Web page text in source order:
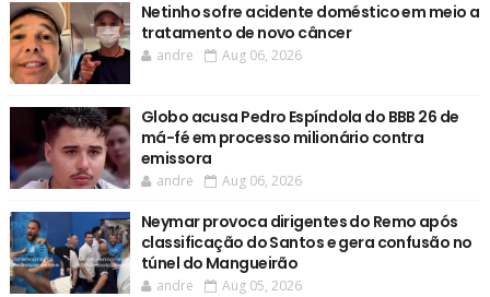
Netinho sofre acidente doméstico em meio a
tratamento de novo câncer
andre Aug 06, 2026
Globo acusa Pedro Espíndola do BBB 26 de
má-fé em processo milionário contra
emissora
andre Aug 06, 2026
Neymar provoca dirigentes do Remo após
classificação do Santos e gera confusão no
túnel do Mangueirão
andre Aug 05, 2026